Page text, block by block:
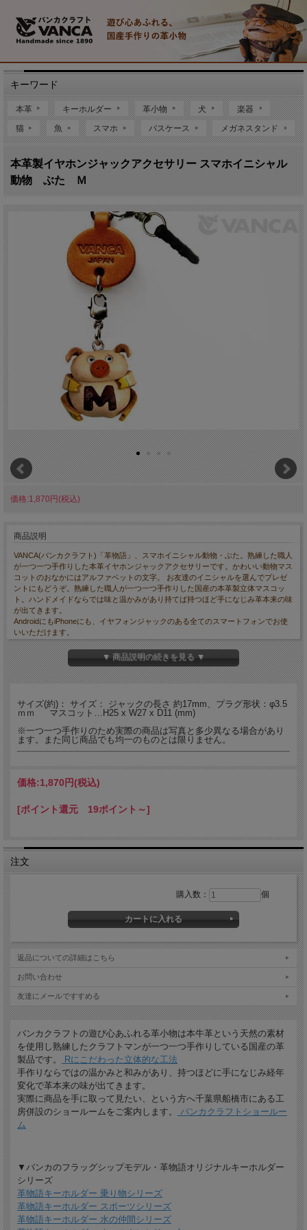
キーワード
本革 キーホルダー 革小物 犬 楽器
猫 魚 スマホ パスケース メガネスタンド
本革製イヤホンジャックアクセサリー スマホイニシャル
動物 ぶた Ｍ
価格:1,870円(税込)
商品説明
VANCA(バンカクラフト)「革物語」、スマホイニシャル動物・ぶた。熟練した職人
が一つ一つ手作りした本革イヤホンジャックアクセサリーです。かわいい動物マス
コットのおなかにはアルファベットの文字。 お友達のイニシャルを選んでプレゼ
ントにもどうぞ。熟練した職人が一つ一つ手作りした国産の本革製立体マスコッ
ト。ハンドメイドならでは味と温かみがあり持てば持つほど手になじみ革本来の味
が出てきます。
AndroidにもiPhoneにも、イヤフォンジャックのある全てのスマートフォンでお使
いいただけます。
１８種のレザーアクセサリー - ス
（注意！）
・メガネ小物スタンドのみ15文字まで
・ご注文後の名入れの追加・変更、また返品は不可
＊ 詳しくはこちらから
手描きで革を焦がしながら名入れをするため文字は均一なものにならず、焦げた部
分は少し凹凸ができます。あなただけの革小物に。
▼ 商品説明の続きを見る ▼
サイズ(約)： サイズ： ジャックの長さ 約17mm、プラグ形状：φ3.5
ｍｍ マスコット…H25 x W27 x D11 (mm)
※一つ一つ手作りのため実際の商品は写真と多少異なる場合があり
ます。また同じ商品でも均一のものとは限りません。
価格:1,870円(税込)
[ポイント還元 19ポイント～]
注文
購入数： 個
返品についての詳細はこちら
お問い合わせ
友達にメールですすめる
バンカクラフトの遊び心あふれる革小物は本牛革という天然の素材
を使用し熟練したクラフトマンが一つ一つ手作りしている国産の革
製品です。
Rにこだわった立体的な工法
手作りならではの温かみと和みがあり、持つほどに手になじみ経年
変化で革本来の味が出てきます。
実際に商品を手に取って見たい、という方へ千葉県船橋市にある工
房併設のショールームをご案内します。
バンカクラフトショールー
ム
▼バンカのフラッグシップモデル・革物語オリジナルキーホルダー
シリーズ
革物語キーホルダー 乗り物シリーズ
革物語キーホルダー スポーツシリーズ
革物語キーホルダー 水の仲間シリーズ